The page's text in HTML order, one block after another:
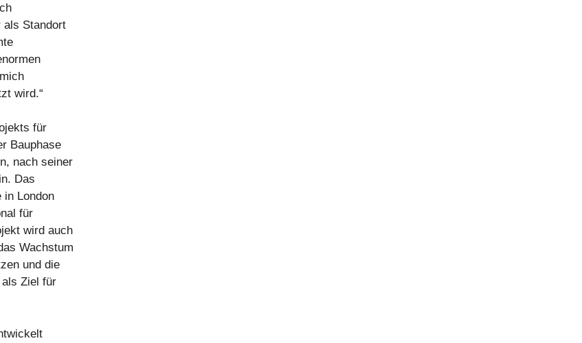
als Standort
wird.“
für
Bauphase
nach seiner
Das
in London
für
wird auch
Wachstum
und die
Ziel für